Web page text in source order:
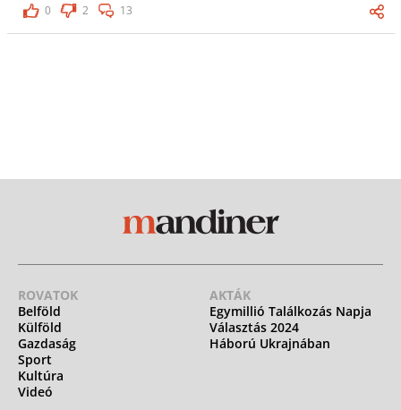
0
2 13
ROVATOK
Belföld
Külföld
Gazdaság
Sport
Kultúra
Videó
AKTÁK
Egymillió Találkozás Napja
Választás 2024
Háború Ukrajnában